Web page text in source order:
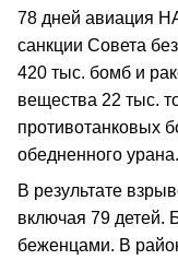
78 дней авиация
санкции Совета
420 тыс. бомб и
вещества 22 тыс.
противотанковых
обедненного урана.
В результате
включая 79 детей.
беженцами. В